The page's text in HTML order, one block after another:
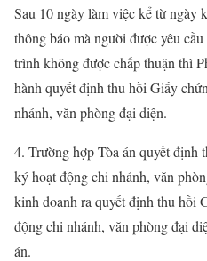
Sau 10 ngày làm việc kể từ ngày
thông báo mà người được yêu
trình không được chấp thuận thì
hành quyết định thu hồi Giấy
nhánh, văn phòng đại diện.
4. Trường hợp Tòa án quyết định
ký hoạt động chi nhánh, văn
kinh doanh ra quyết định thu hồi
động chi nhánh, văn phòng đại
án.